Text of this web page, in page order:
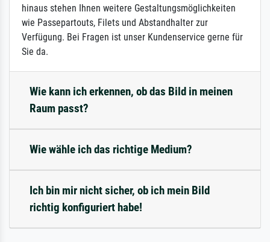
hinaus stehen Ihnen weitere Gestaltungsmöglichkeiten
wie Passepartouts, Filets und Abstandhalter zur
Verfügung. Bei Fragen ist unser Kundenservice gerne für
Sie da.
Wie kann ich erkennen, ob das Bild in meinen
Raum passt?
Wie wähle ich das richtige Medium?
Ich bin mir nicht sicher, ob ich mein Bild
richtig konfiguriert habe!